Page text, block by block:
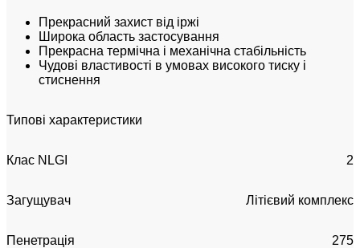
Прекрасний захист від іржі
Широка область застосування
Прекрасна термічна і механічна стабільність
Чудові властивості в умовах високого тиску і
стиснення
Типові характеристики
Клас NLGI 2
Загущувач Літієвий комплекс
Пенетрація 275